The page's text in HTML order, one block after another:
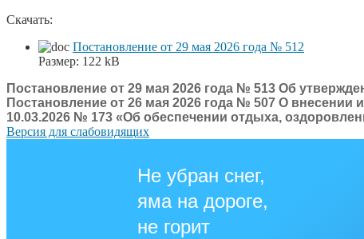
Скачать:
Постановление от 29 мая 2026 года № 512
Размер: 122 kB
Постановление от 29 мая 2026 года № 513 Об
Постановление от 26 мая 2026 года № 507 О
10.03.2026 № 173 «Об обеспечении отдыха,
Версия для слабовидящих
Не убран снег,
яма на дороге,
не горит